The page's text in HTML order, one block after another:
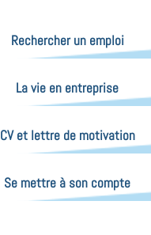
Rechercher un emploi
La vie en entreprise
CV et lettre de motivation
Se mettre à son compte